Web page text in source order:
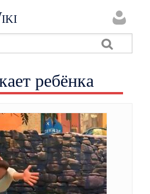
ребёнка